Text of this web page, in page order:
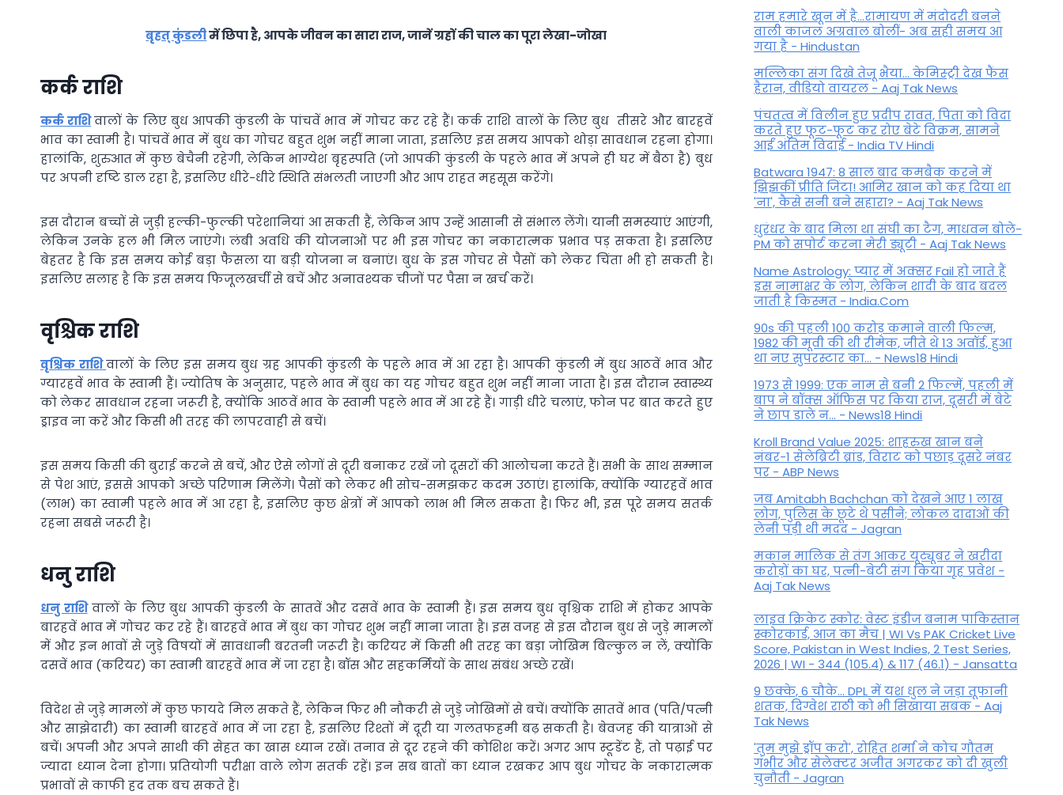
बृहत् कुंडलीमें छिपा है, आपके जीवन का सारा राज, जानें ग्रहों की चाल का पूरा लेखा-जोखा
कर्क राशि
कर्क राशिवालों के लिए बुध आपकी कुंडली के पांचवें भाव में गोचर कर रहे हैं। कर्क राशि वालों के लिए बुध तीसरे और बारहवें
भाव का स्वामी है। पांचवें भाव में बुध का गोचर बहुत शुभ नहीं माना जाता, इसलिए इस समय आपको थोड़ा सावधान रहना होगा।
हालांकि, शुरुआत में कुछ बेचैनी रहेगी, लेकिन भाग्येश बृहस्पति (जो आपकी कुंडली के पहले भाव में अपने ही घर में बैठा है) बुध
पर अपनी दृष्टि डाल रहा है, इसलिए धीरे-धीरे स्थिति संभलती जाएगी और आप राहत महसूस करेंगे।
इस दौरान बच्चों से जुड़ी हल्की-फुल्की परेशानियां आ सकती हैं, लेकिन आप उन्हें आसानी से संभाल लेंगे। यानी समस्याएं आएंगी,
लेकिन उनके हल भी मिल जाएंगे। लंबी अवधि की योजनाओं पर भी इस गोचर का नकारात्मक प्रभाव पड़ सकता है। इसलिए
बेहतर है कि इस समय कोई बड़ा फैसला या बड़ी योजना न बनाएं। बुध के इस गोचर से पैसों को लेकर चिंता भी हो सकती है।
इसलिए सलाह है कि इस समय फिजूलखर्ची से बचें और अनावश्यक चीजों पर पैसा न खर्च करें।
वृश्चिक राशि
वृश्चिक राशिवालों के लिए इस समय बुध ग्रह आपकी कुंडली के पहले भाव में आ रहा है। आपकी कुंडली में बुध आठवें भाव और
ग्यारहवें भाव के स्वामी हैं। ज्योतिष के अनुसार, पहले भाव में बुध का यह गोचर बहुत शुभ नहीं माना जाता है। इस दौरान स्वास्थ्य
को लेकर सावधान रहना जरूरी है, क्योंकि आठवें भाव के स्वामी पहले भाव में आ रहे हैं। गाड़ी धीरे चलाएं, फोन पर बात करते हुए
ड्राइव ना करें और किसी भी तरह की लापरवाही से बचें।
इस समय किसी की बुराई करने से बचें, और ऐसे लोगों से दूरी बनाकर रखें जो दूसरों की आलोचना करते हैं। सभी के साथ सम्मान
से पेश आएं, इससे आपको अच्छे परिणाम मिलेंगे। पैसों को लेकर भी सोच-समझकर कदम उठाएं। हालांकि, क्योंकि ग्यारहवें भाव
(लाभ) का स्वामी पहले भाव में आ रहा है, इसलिए कुछ क्षेत्रों में आपको लाभ भी मिल सकता है। फिर भी, इस पूरे समय सतर्क
रहना सबसे जरूरी है।
धनु राशि
धनु राशिवालों के लिए बुध आपकी कुंडली के सातवें और दसवें भाव के स्वामी हैं। इस समय बुध वृश्चिक राशि में होकर आपके
बारहवें भाव में गोचर कर रहे हैं। बारहवें भाव में बुध का गोचर शुभ नहीं माना जाता है। इस वजह से इस दौरान बुध से जुड़े मामलों
में और इन भावों से जुड़े विषयों में सावधानी बरतनी जरूरी है। करियर में किसी भी तरह का बड़ा जोखिम बिल्कुल न लें, क्योंकि
दसवें भाव (करियर) का स्वामी बारहवें भाव में जा रहा है। बॉस और सहकर्मियों के साथ संबंध अच्छे रखें।
विदेश से जुड़े मामलों में कुछ फायदे मिल सकते हैं, लेकिन फिर भी नौकरी से जुड़े जोखिमों से बचें। क्योंकि सातवें भाव (पति/पत्नी
और साझेदारी) का स्वामी बारहवें भाव में जा रहा है, इसलिए रिश्तों में दूरी या गलतफहमी बढ़ सकती है। बेवजह की यात्राओं से
बचें। अपनी और अपने साथी की सेहत का खास ध्यान रखें। तनाव से दूर रहने की कोशिश करें। अगर आप स्टूडेंट हैं, तो पढ़ाई पर
ज्यादा ध्यान देना होगा। प्रतियोगी परीक्षा वाले लोग सतर्क रहें। इन सब बातों का ध्यान रखकर आप बुध गोचर के नकारात्मक
प्रभावों से काफी हद तक बच सकते हैं।
राम हमारे खून में है…रामायण में मंदोदरी बनने
वाली काजल अग्रवाल बोलीं- अब सही समय आ
गया है - Hindustan
मल्लिका संग दिखे तेजू भैया... केमिस्ट्री देख फैंस
हैरान, वीडियो वायरल - Aaj Tak News
पंचतत्व में विलीन हुए प्रदीप रावत, पिता को विदा
करते हुए फूट-फूट कर रोए बेटे विक्रम, सामने
आईं अंतिम विदाई - India TV Hindi
Batwara 1947: 8 साल बाद कमबैक करने में
झिझकीं प्रीति जिंटा! आमिर खान को कह दिया था
'ना', कैसे सनी बने सहारा? - Aaj Tak News
धुरंधर के बाद मिला था संघी का टैग, माधवन बोले-
PM को सपोर्ट करना मेरी ड्यूटी - Aaj Tak News
Name Astrology: प्यार में अक्सर Fail हो जाते हैं
इस नामाक्षर के लोग, लेकिन शादी के बाद बदल
जाती है किस्मत - India.Com
90s की पहली 100 करोड़ कमाने वाली फिल्म,
1982 की मूवी की थी रीमेक, जीते थे 13 अवॉर्ड, हुआ
था नए सुपरस्टार का... - News18 Hindi
1973 से 1999: एक नाम से बनी 2 फिल्में, पहली में
बाप ने बॉक्स ऑफिस पर किया राज, दूसरी में बेटे
ने छाप डाले न... - News18 Hindi
Kroll Brand Value 2025: शाहरुख खान बने
नंबर-1 सेलेब्रिटी ब्रांड, विराट को पछाड़ दूसरे नंबर
पर - ABP News
जब Amitabh Bachchan को देखने आए 1 लाख
लोग, पुलिस के छूटे थे पसीने; लोकल दादाओं की
लेनी पड़ी थी मदद - Jagran
मकान मालिक से तंग आकर यूट्यूबर ने खरीदा
करोड़ों का घर, पत्नी-बेटी संग किया गृह प्रवेश -
Aaj Tak News
लाइव क्रिकेट स्कोर: वेस्ट इंडीज बनाम पाकिस्तान
स्कोरकार्ड, आज का मैच | WI Vs PAK Cricket Live
Score, Pakistan in West Indies, 2 Test Series,
2026 | WI - 344 (105.4) & 117 (46.1) - Jansatta
9 छक्के, 6 चौके... DPL में यश धुल ने जड़ा तूफानी
शतक, द‍िग्वेश राठी को भी स‍िखाया सबक - Aaj
Tak News
'तुम मुझे ड्रॉप करो', रोहित शर्मा ने कोच गौतम
गंभीर और सेलेक्टर अजीत अगरकर को दी खुली
चुनौती - Jagran